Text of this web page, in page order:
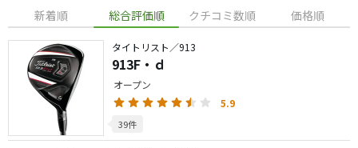
新着順 総合評価順 クチコミ数順 価格順
タイトリスト／913
913F・ｄ
オープン
5.9
39件